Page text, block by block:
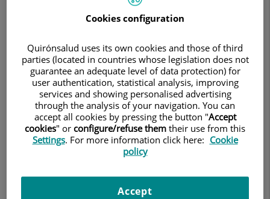
Cirurgia cardíaca
especialistes en cirurgia mínimament
invasiva, reparació de vàlvules i
cirurgia sense ús de transfusions
Cookies configuration
Quirónsalud uses its own cookies and those of third
parties (located in countries whose legislation does not
guarantee an adequate level of data protection) for
user authentication, statistical analysis, improving
services and showing personalised advertising
through the analysis of your navigation. You can
accept all cookies by pressing the button "Accept
cookies" or configure/refuse them their use from this
Settings. For more information click here: Cookie
policy
Accept